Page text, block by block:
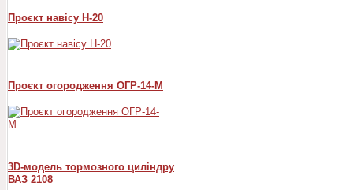
Проєкт навісу Н-20
Проєкт огородження ОГР-14-М
3D-модель тормозного циліндру
ВАЗ 2108